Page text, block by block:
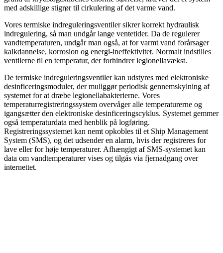
med adskillige stigrør til cirkulering af det varme vand.
Vores termiske indreguleringsventiler sikrer korrekt hydraulisk
indregulering, så man undgår lange ventetider. Da de regulerer
vandtemperaturen, undgår man også, at for varmt vand forårsager
kalkdannelse, korrosion og energi-ineffektivitet. Normalt indstilles
ventilerne til en temperatur, der forhindrer legionellavækst.
De termiske indreguleringsventiler kan udstyres med elektroniske
desinficeringsmoduler, der muliggør periodisk gennemskylning af
systemet for at dræbe legionellabakterierne. Vores
temperaturregistreringssystem overvåger alle temperaturerne og
igangsætter den elektroniske desinficeringscyklus. Systemet gemmer
også temperaturdata med henblik på logføring.
Registreringssystemet kan nemt opkobles til et Ship Management
System (SMS), og det udsender en alarm, hvis der registreres for
lave eller for høje temperaturer. Afhængigt af SMS-systemet kan
data om vandtemperaturer vises og tilgås via fjernadgang over
internettet.